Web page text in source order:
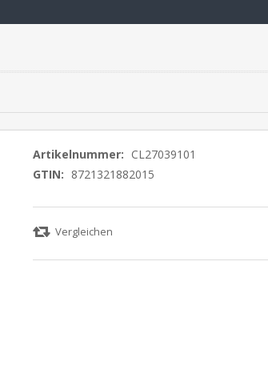
Artikelnummer: CL27039101
GTIN: 8721321882015